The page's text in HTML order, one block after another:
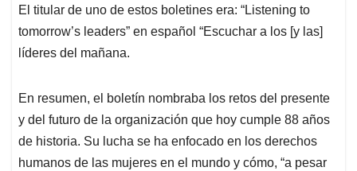
El titular de uno de estos boletines era: “Listening to
tomorrow’s leaders” en español “Escuchar a los [y las]
líderes del mañana.
En resumen, el boletín nombraba los retos del presente
y del futuro de la organización que hoy cumple 88 años
de historia. Su lucha se ha enfocado en los derechos
humanos de las mujeres en el mundo y cómo, “a pesar